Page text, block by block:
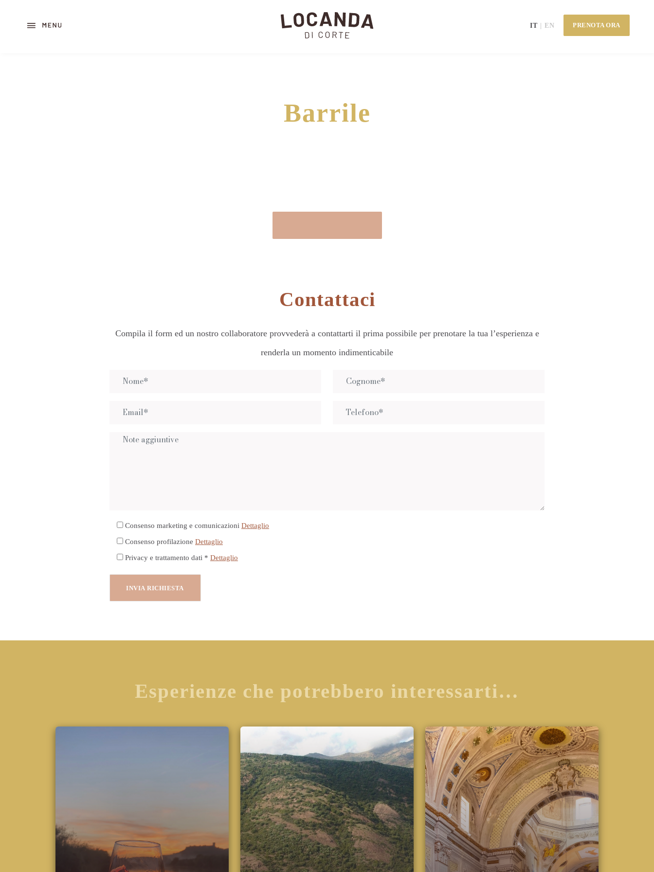
IT EN PRENOTA ORA
Barrile
Contattaci
Compila il form ed un nostro collaboratore provvederà a contattarti il prima possibile per prenotare la tua l’esperienza e
renderla un momento indimenticabile
Consenso marketing e comunicazioni Dettaglio
Consenso profilazione Dettaglio
Privacy e trattamento dati * Dettaglio
Esperienze che potrebbero interessarti…